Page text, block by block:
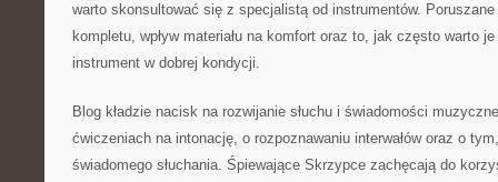
warto skonsultować się z specjalistą od instrumentów.
kompletu, wpływ materiału na komfort oraz to, jak często warto
instrument w dobrej kondycji.
Blog kładzie nacisk na rozwijanie słuchu i świadomości
ćwiczeniach na intonację, o rozpoznawaniu interwałów oraz o
świadomego słuchania. Śpiewające Skrzypce zachęcają do